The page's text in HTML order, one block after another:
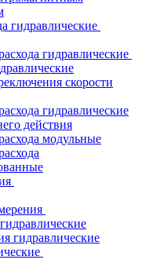
гидравлические
гидравлические
скорости
гидравлические
действия
модульные
гидравлические